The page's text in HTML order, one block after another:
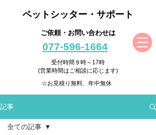
ペットシッター・サポート
ご依頼・お問い合わせは
077-596-1664
受付時間９時～17時
(営業時間はご相談に応じます)
☆お見積り無料、年中無休
記事
全ての記事